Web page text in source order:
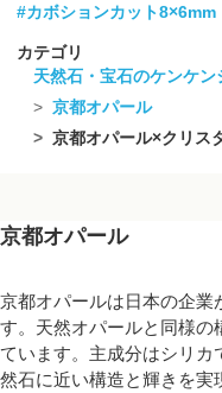
#カボションカット8×6mm
カテゴリ
天然石・宝石のケンケン
京都オパール
京都オパール×クリスタル
京都オパール
京都オパールは日本の企業
す。天然オパールと同様の
ています。主成分はシリカ
然石に近い構造と輝きを実